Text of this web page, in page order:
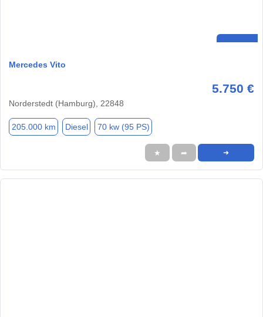
Mercedes Vito
5.750 €
Norderstedt (Hamburg), 22848
205.000 km Diesel 70 kw (95 PS)
★ ➦ ➜